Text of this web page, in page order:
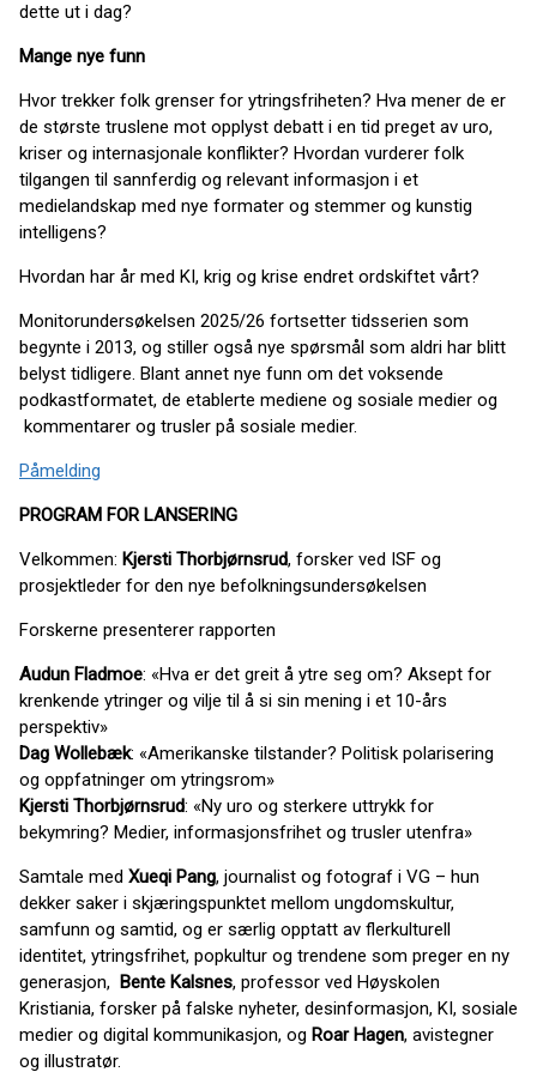
dette ut i dag?
Mange nye funn
Hvor trekker folk grenser for ytringsfriheten? Hva mener de er
de største truslene mot opplyst debatt i en tid preget av uro,
kriser og internasjonale konflikter? Hvordan vurderer folk
tilgangen til sannferdig og relevant informasjon i et
medielandskap med nye formater og stemmer og kunstig
intelligens?
Hvordan har år med KI, krig og krise endret ordskiftet vårt?
Monitorundersøkelsen 2025/26 fortsetter tidsserien som
begynte i 2013, og stiller også nye spørsmål som aldri har blitt
belyst tidligere. Blant annet nye funn om det voksende
podkastformatet, de etablerte mediene og sosiale medier og
kommentarer og trusler på sosiale medier.
Påmelding
PROGRAM FOR LANSERING
Velkommen: Kjersti Thorbjørnsrud, forsker ved ISF og
prosjektleder for den nye befolkningsundersøkelsen
Forskerne presenterer rapporten
Audun Fladmoe: «Hva er det greit å ytre seg om? Aksept for
krenkende ytringer og vilje til å si sin mening i et 10-års
perspektiv»
Dag Wollebæk: «Amerikanske tilstander? Politisk polarisering
og oppfatninger om ytringsrom»
Kjersti Thorbjørnsrud: «Ny uro og sterkere uttrykk for
bekymring? Medier, informasjonsfrihet og trusler utenfra»
Samtale med Xueqi Pang, journalist og fotograf i VG – hun
dekker saker i skjæringspunktet mellom ungdomskultur,
samfunn og samtid, og er særlig opptatt av flerkulturell
identitet, ytringsfrihet, popkultur og trendene som preger en ny
generasjon, Bente Kalsnes, professor ved Høyskolen
Kristiania, forsker på falske nyheter, desinformasjon, KI, sosiale
medier og digital kommunikasjon, og Roar Hagen, avistegner
og illustratør.